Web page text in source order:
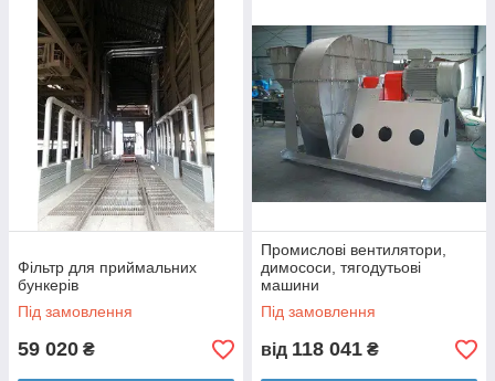
Фільтр для приймальних
бункерів
Під замовлення
59 020 ₴
Промислові вентилятори,
димососи, тягодутьові
машини
Під замовлення
від 118 041 ₴